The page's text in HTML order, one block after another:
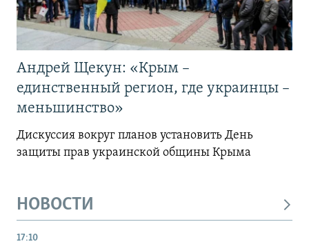
Андрей Щекун: «Крым –
единственный регион, где украинцы –
меньшинство»
Дискуссия вокруг планов установить День
защиты прав украинской общины Крыма
НОВОСТИ
17:10